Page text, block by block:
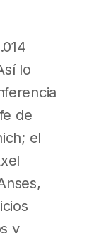
lo
de
el
y